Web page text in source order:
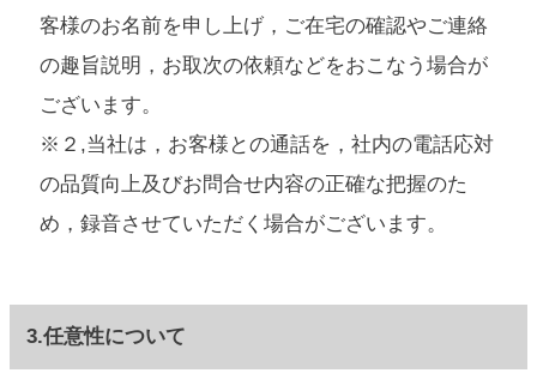
客様のお名前を申し上げ，ご在宅の確認やご連絡
の趣旨説明，お取次の依頼などをおこなう場合が
ございます。
※２,当社は，お客様との通話を，社内の電話応対
の品質向上及びお問合せ内容の正確な把握のた
め，録音させていただく場合がございます。
3.任意性について